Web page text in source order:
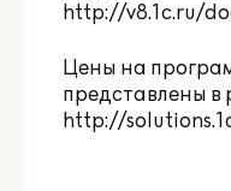
http://v8.1c.ru/
Цены на
представлены в
http://